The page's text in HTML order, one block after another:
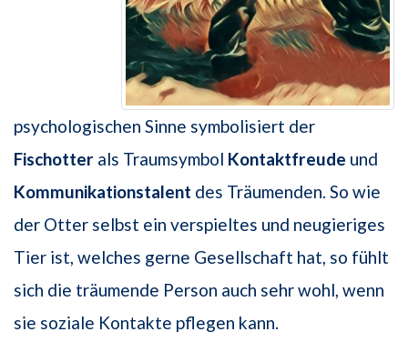
psychologischen Sinne symbolisiert der
Fischotter als Traumsymbol Kontaktfreude und
Kommunikationstalent des Träumenden. So wie
der Otter selbst ein verspieltes und neugieriges
Tier ist, welches gerne Gesellschaft hat, so fühlt
sich die träumende Person auch sehr wohl, wenn
sie soziale Kontakte pflegen kann.